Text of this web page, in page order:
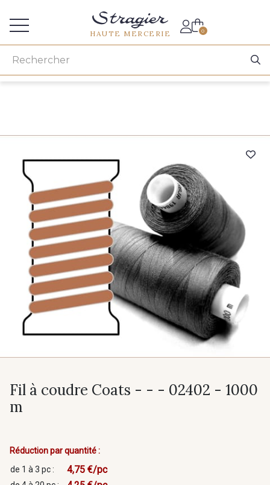
HAUTE MERCERIE 0
Fil à coudre Coats - - - 02402 - 1000
m
Réduction par quantité :
de 1 à 3 pc :
4,75 €/pc